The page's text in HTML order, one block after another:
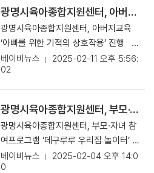
다"고 덧붙였다. 이번 모집에 대한 자세
한 사항은 광명시육아종합지원센터 홈페
이지를 통해 확인할 수 있다. 광명시육아
종합지원센터는 "대체교사 채용 서비스
를 지속적으로 개선하고 확대할 계획이
더욱 안정적인 환경에서 아이들을 돌볼
수 있도록 지원할 예정이며, 부모들의 만
족도 또한 높이기 위한 다양한 프로그램
을 추가로 마련할 예정"이라면서 "대체
교사 지원 서비스는 어린이집 운영의 안
정성을 확보하고, 보육의 질을 높이는 중
현할 수 있기를 기대해본다"고 전했다.
【Copyrightsⓒ베이비뉴스 pr@ibab
ynews.com】 저작권자 © 베이비뉴
스 무단전재 및 재배포 금지 출처 : 베이
비뉴스(https://www.ibabynews.co
의 성격 ▲표준보육과정의 구성방향 ▲
표준보육과정의 운영 ▲표준보육과정 5
개 영역의 내용으로 구성됐다. 세부내용
관계 ▲예술경험 ▲자연탐구 표준보육
제든지 필요할 때 활용 될 수 있도록 핸
드북 형태로 제작했다. 송정 광명시육아
종합지원센터 센터장은 “새롭게 시행되
는‘2024 개정 표준보육과정’을 앞두고
관내 어린이집에 도움이 되고자 본 책자
원센터 광명시육아종합지원센터는 관
내 원장을 대상으로 힐링프로그램‘명품
천연 화장품 만들기’를 지난 11일 진행했
다고 17일 밝혔다. 이번 ‘힐링프로그
램’은 보육업무로 지쳐있을 관내 어린이
집 원장을 대상으로 직무스트레스를 완
화하고 행복감을 증진할 수 있는 시간을
제공하기 위해 마련됐다. 천연에서 추출
한 원료들을 이용해 '명품 천연 화장품’
로 나눠 진행됐다. 힐링프로그램에 참
광명시육아종합지원센터, 아버지교육 ‘아빠를 위한 기적의 상호작용’ 진행
광명시육아종합지원센터, 아버지교육
‘아빠를 위한 기적의 상호작용’ 진행 놀
이방법, 상호작용 등 노하우 전해...참가
자 만족도 높여 광명시육아종합지원센
터, 아버지교육 ‘아빠를 위한 기적의 상
터 광명시육아종합지원센터(센터장 송
정)는 관내 영유아 자녀를 둔 아빠를 대
상으로 지난 8일 ‘아빠를 위한 기적의 상
호작용’ 교육을 진행했다고 11일 밝혔다.
베이비뉴스
2025-02-11 오후 5:56:
02
광명시육아종합지원센터, 부모·자녀 참여프로그램 ‘데구루루 우리집 놀이터’ 진행
광명시육아종합지원센터, 부모·자녀 참
여프로그램 ‘데구루루 우리집 놀이터’ 진
행 영유아 대상, 미술, 요리, 신체 등 매
월 다양한 활동 선보여 '눈길' 광명시육
베이비뉴스
2025-02-04 오후 14:0
0